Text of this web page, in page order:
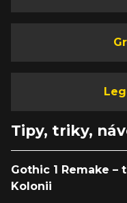
Tipy, triky,
Gothic 1 Remake
Kolonii